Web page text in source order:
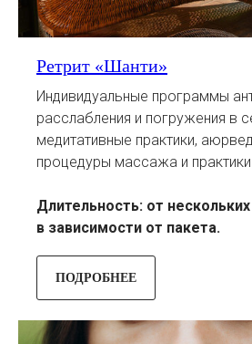
Ретрит «Шанти»
Индивидуальные программы
расслабления и погружения в
медитативные практики,
процедуры массажа и практики
Длительность: от
в зависимости от пакета.
ПОДРОБНЕЕ